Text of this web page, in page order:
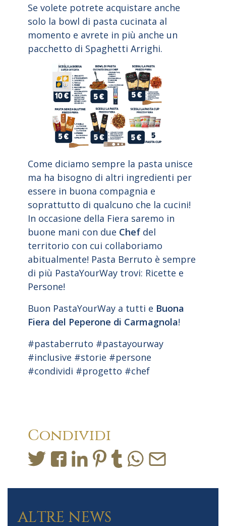
Se volete potrete acquistare anche
solo la bowl di pasta cucinata al
momento e avrete in più anche un
pacchetto di Spaghetti Arrighi.
Come diciamo sempre la pasta unisce
ma ha bisogno di altri ingredienti per
essere in buona compagnia e
soprattutto di qualcuno che la cucini!
In occasione della Fiera saremo in
buone mani con due Chef del
territorio con cui collaboriamo
abitualmente! Pasta Berruto è sempre
di più PastaYourWay trovi: Ricette e
Persone!
Buon PastaYourWay a tutti e Buona
Fiera del Peperone di Carmagnola!
#pastaberruto #pastayourway
#inclusive #storie #persone
#condividi #progetto #chef
Condividi
ALTRE NEWS